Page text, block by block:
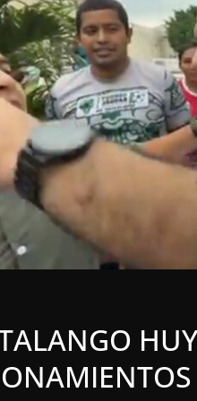
LOCALES
5 agosto,